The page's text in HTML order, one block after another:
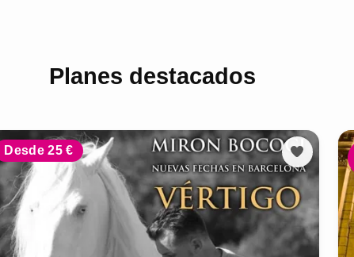
Planes destacados
Desde 25 €